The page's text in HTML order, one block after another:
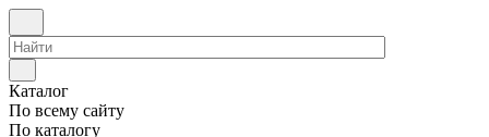
Каталог
По всему сайту
По каталогу